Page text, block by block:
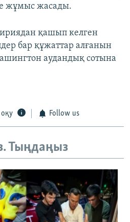
жұмыс жасады.
қашып келген
бар құжаттар алғанын
аудандық сотына
оқу Follow us
Тыңдаңыз